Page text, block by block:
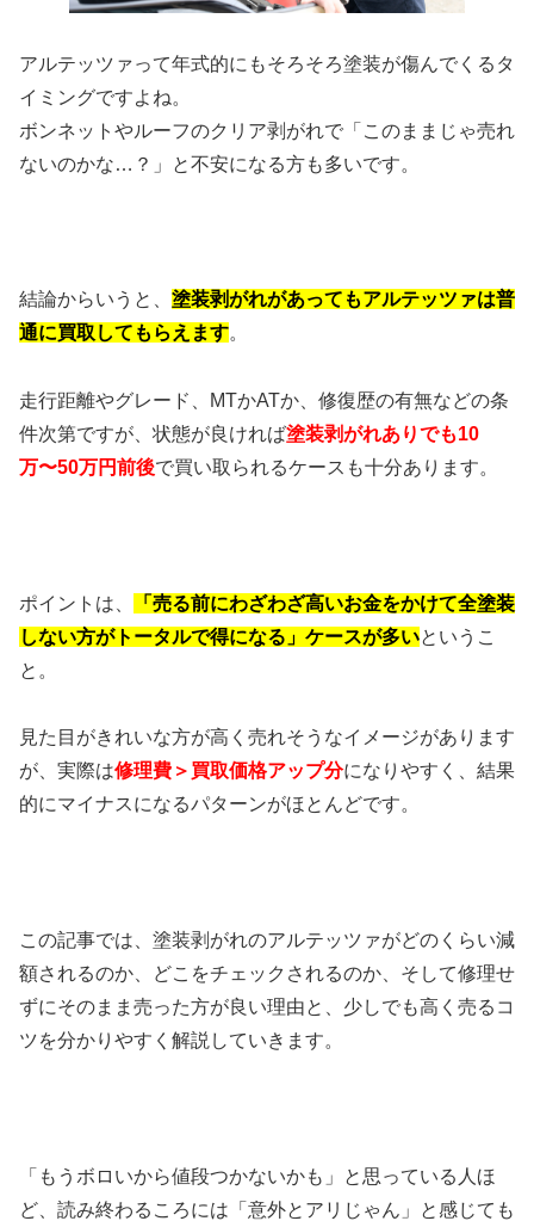
アルテッツァって年式的にもそろそろ塗装が傷んでくるタ
イミングですよね。
ボンネットやルーフのクリア剥がれで「このままじゃ売れ
ないのかな…？」と不安になる方も多いです。
結論からいうと、 塗装剥がれがあってもアルテッツァは普
通に買取してもらえます。
走行距離やグレード、MTかATか、修復歴の有無などの条
件次第ですが、状態が良ければ塗装剥がれありでも10
万〜50万円前後で買い取られるケースも十分あります。
ポイントは、
「売る前にわざわざ高いお金をかけて全塗装
しない方がトータルで得になる」ケースが多いというこ
と。
見た目がきれいな方が高く売れそうなイメージがあります
が、実際は修理費＞買取価格アップ分になりやすく、結果
的にマイナスになるパターンがほとんどです。
この記事では、塗装剥がれのアルテッツァがどのくらい減
額されるのか、どこをチェックされるのか、そして修理せ
ずにそのまま売った方が良い理由と、少しでも高く売るコ
ツを分かりやすく解説していきます。
「もうボロいから値段つかないかも」と思っている人ほ
ど、読み終わるころには「意外とアリじゃん」と感じても